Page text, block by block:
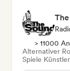
> 11000
Alternativer
Spiele